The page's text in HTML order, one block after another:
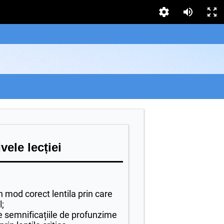
lecției
mod corect lentila prin care
semnificațiile de profunzime